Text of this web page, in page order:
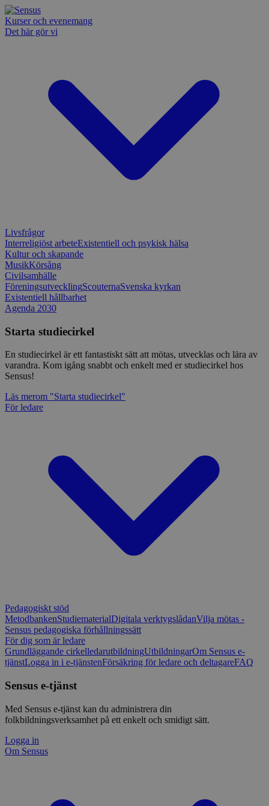
Kurser och evenemang
Det här gör vi
Livsfrågor
Interreligiöst arbeteExistentiell och psykisk hälsa
Kultur och skapande
MusikKörsång
Civilsamhälle
FöreningsutvecklingScouternaSvenska kyrkan
Existentiell hållbarhet
Agenda 2030
Starta studiecirkel
En studiecirkel är ett fantastiskt sätt att mötas, utvecklas och lära av
varandra. Kom igång snabbt och enkelt med er studiecirkel hos
Sensus!
Läs merom "Starta studiecirkel"
För ledare
Pedagogiskt stöd
MetodbankenStudiematerialDigitala verktygslådanVilja mötas -
Sensus pedagogiska förhållningssätt
För dig som är ledare
Grundläggande cirkelledarutbildningUtbildningarOm Sensus e-
tjänstLogga in i e-tjänstenFörsäkring för ledare och deltagareFAQ
Sensus e-tjänst
Med Sensus e-tjänst kan du administrera din
folkbildningsverksamhet på ett enkelt och smidigt sätt.
Logga in
Om Sensus